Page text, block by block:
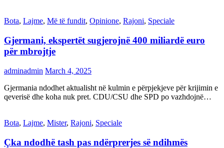
Bota, Lajme, Më të fundit, Opinione, Rajoni, Speciale
Gjermani, ekspertët sugjerojnë 400 miliardë euro
për mbrojtje
adminadmin March 4, 2025
Gjermania ndodhet aktualisht në kulmin e përpjekjeve për krijimin e
qeverisë dhe koha nuk pret. CDU/CSU dhe SPD po vazhdojnë…
Bota, Lajme, Mister, Rajoni, Speciale
Çka ndodhë tash pas ndërprerjes së ndihmës